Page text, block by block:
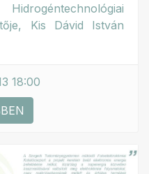
Kis Dávid István
18:00